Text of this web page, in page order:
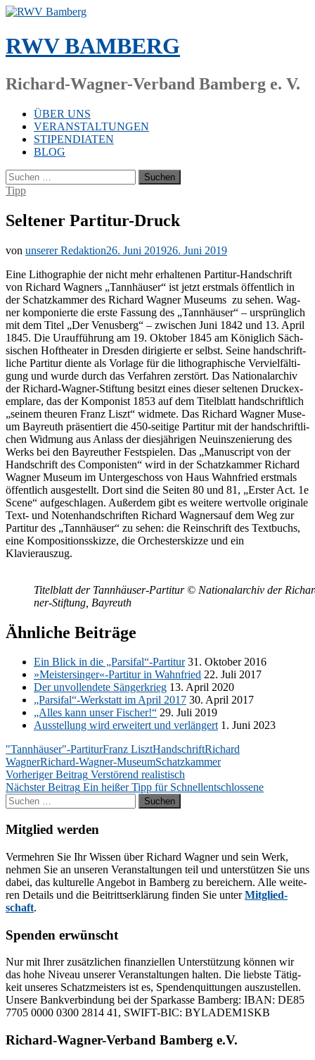
Zum
springen
RWV BAMBERG
Richard-Wagner-Verband Bamberg e. V.
ÜBER UNS
VERANSTALTUNGEN
STIPENDIATEN
BLOG
Suchen
nach:
Tipp
Seltener Partitur-Druck
von unserer Redaktion26. Juni 201926. Juni 2019
Eine Li­tho­gra­phie der nicht mehr er­hal­te­nen Par­ti­tur-Hand­schrift
von Ri­chard Wag­ners „Tann­häu­ser“ ist jetzt erst­mals öf­fent­lich in
der Schatz­kam­mer des Ri­chard Wag­ner Mu­se­ums zu se­hen. Wag­
ner kom­po­nier­te die ers­te Fas­sung des „Tann­häu­ser“ – ur­sprüng­lich
mit dem Ti­tel „Der Ve­nus­berg“ – zwi­schen Juni 1842 und 13. April
1845. Die Ur­auf­füh­rung am 19. Ok­to­ber 1845 am Kö­nig­lich Säch­
si­schen Hof­thea­ter in Dres­den di­ri­gier­te er selbst. Sei­ne hand­schrift­
li­che Par­ti­tur dien­te als Vor­la­ge für die li­tho­gra­phi­sche Ver­viel­fäl­ti­
gung und wur­de durch das Ver­fah­ren zer­stört. Das Na­tio­nal­ar­chiv
der Ri­chard-Wag­ner-Stif­tung be­sitzt ei­nes die­ser sel­te­nen Druck­ex­
em­pla­re, das der Kom­po­nist 1853 auf dem Ti­tel­blatt hand­schrift­lich
„sei­nem theu­ren Franz Liszt“ wid­me­te. Das Ri­chard Wag­ner Mu­se­
um Bay­reuth prä­sen­tiert die 450-sei­ti­ge Par­ti­tur mit der hand­schrift­li­
chen Wid­mung aus An­lass der dies­jäh­ri­gen Neu­in­sze­nie­rung des
Werks bei den Bay­reu­ther Fest­spie­len. Das „Ma­nu­script von der
Hand­schrift des Com­po­nis­ten“ wird in der Schatz­kam­mer Ri­chard
Wag­ner Mu­se­um im Un­ter­ge­schoss von Haus Wahn­fried erst­mals
öf­fent­lich aus­ge­stellt. Dort sind die Sei­ten 80 und 81, „Ers­ter Act. 1e
Sce­ne“ auf­ge­schla­gen. Au­ßer­dem gibt es wei­te­re wert­vol­le ori­gi­na­le
Text- und No­ten­hand­schrif­ten Ri­chard Wag­ner­sauf dem Weg zur
Par­ti­tur des „Tann­häu­ser“ zu se­hen: die Rein­schrift des Text­buchs,
eine Kom­po­si­ti­ons­skiz­ze, die Or­ches­ter­skiz­ze und ein
Klavierauszug.
Ti­tel­blatt der Tann­häu­ser-Par­ti­tur © Na­tio­nal­ar­chiv der
ner-Stif­tung, Bayreuth
Ähnliche Beiträge
Ein Blick in die „Parsifal“-Partitur31. Ok­to­ber 2016
»Meistersinger«-Partitur in Wahn­fried 22. Juli 2017
Der un­voll­ende­te Sän­ger­krieg 13. April 2020
„Parsifal“-Werkstatt im April 2017 30. April 2017
„Al­les kann un­ser Fi­scher!“ 29. Juli 2019
Aus­stel­lung wird er­wei­tert und ver­län­gert1. Juni 2023
"Tannhäuser"-PartiturFranz LisztHandschriftRichard
WagnerRichard-Wagner-MuseumSchatzkammer
Beitragsnavigation
Vorheriger Beitrag Verstörend realistisch
Nächster Beitrag Ein heißer Tipp für Schnellentschlossene
Suchen
nach:
Mitglied werden
Ver­meh­ren Sie Ihr Wis­sen über Ri­chard Wag­ner und sein Werk,
neh­men Sie an un­se­ren Ver­an­stal­tun­gen teil und un­ter­stüt­zen Sie uns
da­bei, das kul­tu­rel­le An­ge­bot in Bam­berg zu be­rei­chern. Alle wei­te­
ren De­tails und die Bei­tritts­er­klä­rung fin­den Sie un­terMit­glied­
schaft.
Spenden erwünscht
Nur mit Ih­rer zu­sätz­li­chen fi­nan­zi­el­len Un­ter­stüt­zung kön­nen wir
das hohe Ni­veau un­se­rer Ver­an­stal­tun­gen hal­ten. Die liebs­te Tä­tig­
keit un­se­res Schatz­meis­ters ist es, Spen­den­quit­tun­gen aus­zu­stel­len.
Un­se­re Bank­ver­bin­dung bei der Spar­kas­se Bam­berg: IBAN: DE85
7705 0000 0300 2814 41, SWIFT-BIC: BYLADEM1SKB
Richard-Wagner-Verband Bamberg e.V.